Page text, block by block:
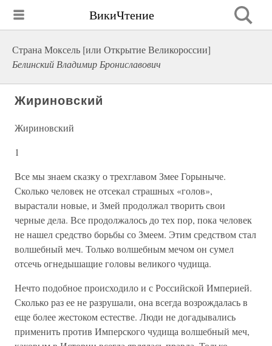
ВикиЧтение
Страна Моксель [или Открытие Великороссии]
Белинский Владимир Брониславович
Жириновский
Жириновский
1
Все мы знаем сказку о трехглавом Змее Горыныче.
Сколько человек не отсекал страшных «голов»,
вырастали новые, и Змей продолжал творить свои
черные дела. Все продолжалось до тех пор, пока человек
не нашел средство борьбы со Змеем. Этим средством стал
волшебный меч. Только волшебным мечом он сумел
отсечь огнедышащие головы великого чудища.
Нечто подобное происходило и с Российской Империей.
Сколько раз ее не разрушали, она всегда возрождалась в
еще более жестоком естестве. Люди не догадывались
применить против Имперского чудища волшебный меч,